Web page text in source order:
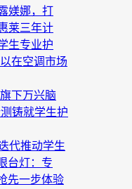
媄娜，打
莱三年计
生专业护
在空调市场
下万兴脑
铸就学生护
代推动学生
台灯：专
先一步体验